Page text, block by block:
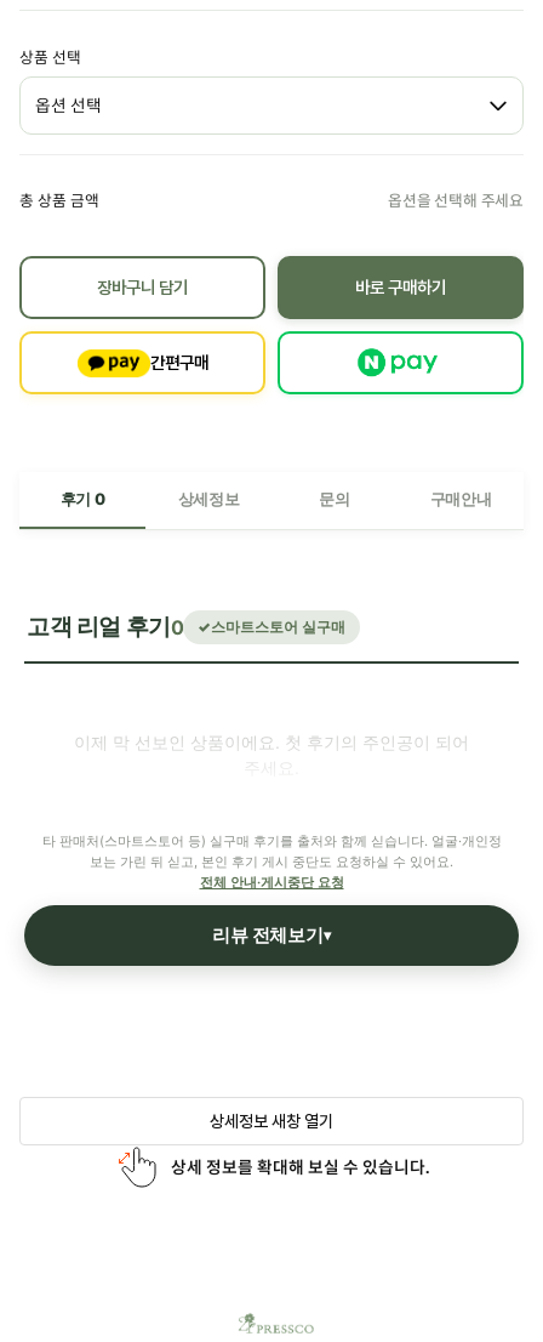
상품 선택
총 상품 금액
장바구니 담기 바로 구매하기
간편구매
후기 0 상세정보 문의 구매안내
고객 리얼 후기 0 스마트스토어 실구매
이제 막 선보인 상품이에요. 첫 후기의 주인공이 되어
주세요.
타 판매처(스마트스토어 등) 실구매 후기를 출처와 함께 싣습니다. 얼굴·개인정
보는 가린 뒤 싣고, 본인 후기 게시 중단도 요청하실 수 있어요.
전체 안내·게시중단 요청
리뷰 전체보기▾
상세정보 새창 열기
상세 정보를 확대해 보실 수 있습니다.